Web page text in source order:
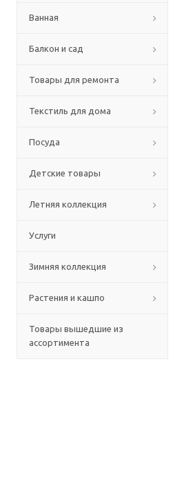
Ванная
Балкон и сад
Товары для ремонта
Текстиль для дома
Посуда
Детские товары
Летняя коллекция
Услуги
Зимняя коллекция
Растения и кашпо
Товары вышедшие из
ассортимента